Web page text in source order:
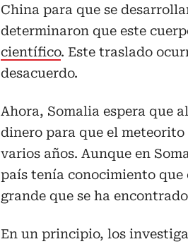
China para que se
determinaron que este
científico. Este traslado
desacuerdo.
Ahora, Somalia espera que
dinero para que el meteorito
varios años. Aunque en
país tenía conocimiento que
grande que se ha
En un principio, los